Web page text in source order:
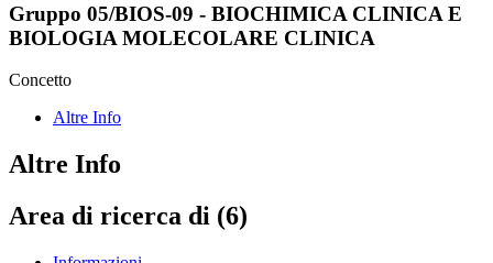
Gruppo 05/BIOS-09 - BIOCHIMICA CLINICA E
BIOLOGIA MOLECOLARE CLINICA
Concetto
Altre Info
Altre Info
Area di ricerca di (6)